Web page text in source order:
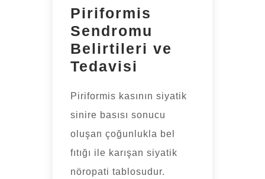
Piriformis
Sendromu
Belirtileri ve
Tedavisi
Piriformis kasının siyatik
sinire basısı sonucu
oluşan çoğunlukla bel
fıtığı ile karışan siyatik
nöropati tablosudur.